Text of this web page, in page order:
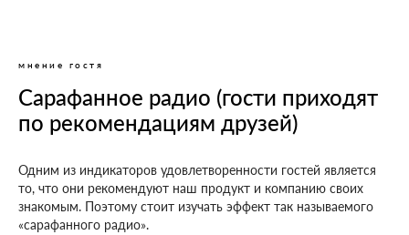
мнение гостя
Сарафанное радио (гости приходят
по рекомендациям друзей)
Одним из индикаторов удовлетворенности гостей является
то, что они рекомендуют наш продукт и компанию своих
знакомым. Поэтому стоит изучать эффект так называемого
«сарафанного радио».